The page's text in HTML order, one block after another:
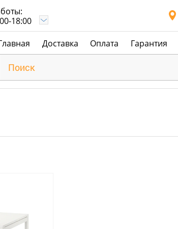
18:00
Доставка Оплата Гарантия